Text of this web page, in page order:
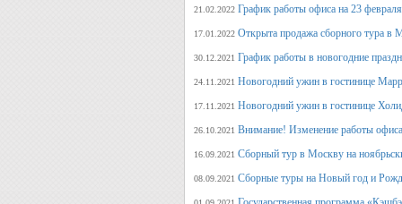
21.02.2022 График работы офиса на 23 февраля
17.01.2022 Открыта продажа сборного тура в
30.12.2021 График работы в новогодние
24.11.2021 Новогодний ужин в гостинице
17.11.2021 Новогодний ужин в гостинице
26.10.2021 Внимание! Изменение работы
16.09.2021 Сборный тур в Москву на
08.09.2021 Сборные туры на Новый год и